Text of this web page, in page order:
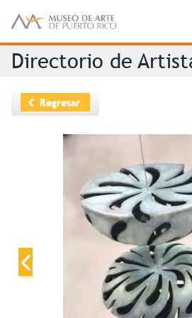
Jump to
Directorio de
Regresar